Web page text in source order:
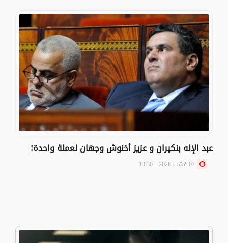
عبد الإله بنكيران و عزيز أخنوش وجهان لعملة واحدة!